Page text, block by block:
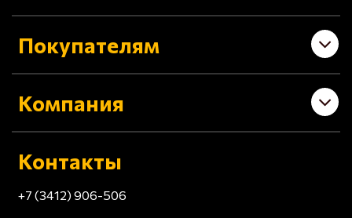
Покупателям
Компания
Контакты
+7 (3412) 906-506